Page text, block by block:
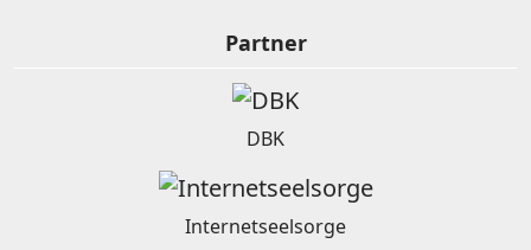
Partner
DBK
Internetseelsorge